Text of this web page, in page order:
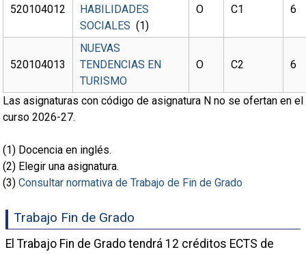
520104012
HABILIDADES
SOCIALES (1)
O C1 6
520104013
NUEVAS
TENDENCIAS EN
TURISMO
O C2 6
Las asignaturas con código de asignatura N no se ofertan en el
curso 2026-27.
(1) Docencia en inglés.
(2) Elegir una asignatura.
(3) Consultar normativa de Trabajo de Fin de Grado
Trabajo Fin de Grado
El Trabajo Fin de Grado tendrá 12 créditos ECTS de